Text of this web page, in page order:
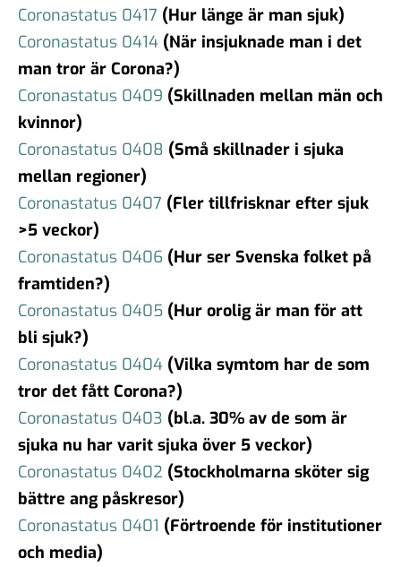
Coronastatus 0417 (Hur länge är man sjuk)
Coronastatus 0414 (När insjuknade man i det
man tror är Corona?)
Coronastatus 0409 (Skillnaden mellan män och
kvinnor)
Coronastatus 0408 (Små skillnader i sjuka
mellan regioner)
Coronastatus 0407 (Fler tillfrisknar efter sjuk
>5 veckor)
Coronastatus 0406 (Hur ser Svenska folket på
framtiden?)
Coronastatus 0405 (Hur orolig är man för att
bli sjuk?)
Coronastatus 0404 (Vilka symtom har de som
tror det fått Corona?)
Coronastatus 0403 (bl.a. 30% av de som är
sjuka nu har varit sjuka över 5 veckor)
Coronastatus 0402 (Stockholmarna sköter sig
bättre ang påskresor)
Coronastatus 0401 (Förtroende för institutioner
och media)